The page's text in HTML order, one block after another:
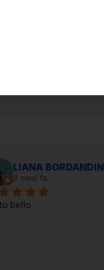
LIANA
9 mesi fa
bello